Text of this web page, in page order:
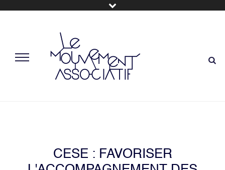
CESE : FAVORISER